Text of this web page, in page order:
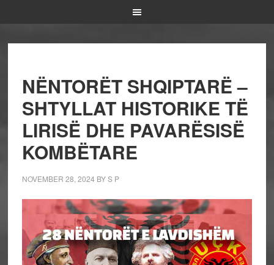
NËNTORËT SHQIPTARË –
SHTYLLAT HISTORIKE TË
LIRISË DHE PAVARËSISË
KOMBËTARE
NOVEMBER 28, 2024 BYS P